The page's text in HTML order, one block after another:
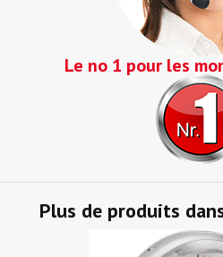
Le no 1 pour les
Plus de produits